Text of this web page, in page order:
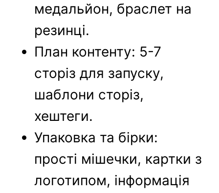
медальйон, браслет на
резинці.
План контенту: 5-7
сторіз для запуску,
шаблони сторіз,
хештеги.
Упаковка та бірки:
прості мішечки, картки з
логотипом, інформація